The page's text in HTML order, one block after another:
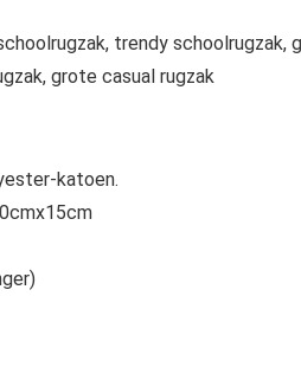
trendy
grote casual rugzak
katoen.